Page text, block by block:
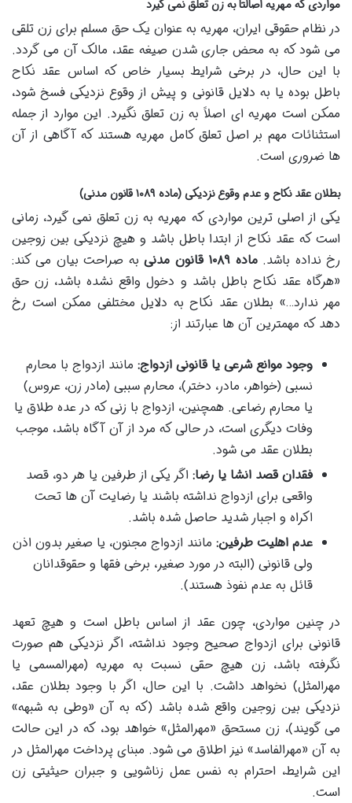
مواردی که مهریه اصالتاً به زن تعلق نمی گیرد
در نظام حقوقی ایران، مهریه به عنوان یک حق مسلم برای زن تلقی
می شود که به محض جاری شدن صیغه عقد، مالک آن می گردد.
با این حال، در برخی شرایط بسیار خاص که اساس عقد نکاح
باطل بوده یا به دلایل قانونی و پیش از وقوع نزدیکی فسخ شود،
ممکن است مهریه ای اصلاً به زن تعلق نگیرد. این موارد از جمله
استثنائات مهم بر اصل تعلق کامل مهریه هستند که آگاهی از آن
ها ضروری است.
بطلان عقد نکاح و عدم وقوع نزدیکی (ماده ۱۰۸۹ قانون مدنی)
یکی از اصلی ترین مواردی که مهریه به زن تعلق نمی گیرد، زمانی
است که عقد نکاح از ابتدا باطل باشد و هیچ نزدیکی بین زوجین
رخ نداده باشد.ماده ۱۰۸۹ قانون مدنی
به صراحت بیان می کند:
«هرگاه عقد نکاح باطل باشد و دخول واقع نشده باشد، زن حق
مهر ندارد…» بطلان عقد نکاح به دلایل مختلفی ممکن است رخ
دهد که مهمترین آن ها عبارتند از:
وجود موانع شرعی یا قانونی ازدواج: مانند ازدواج با محارم
نسبی (خواهر، مادر، دختر)، محارم سببی (مادر زن، عروس)
یا محارم رضاعی. همچنین، ازدواج با زنی که در عده طلاق یا
وفات دیگری است، در حالی که مرد از آن آگاه باشد، موجب
بطلان عقد می شود.
فقدان قصد انشا یا رضا: اگر یکی از طرفین یا هر دو، قصد
واقعی برای ازدواج نداشته باشند یا رضایت آن ها تحت
اکراه و اجبار شدید حاصل شده باشد.
عدم اهلیت طرفین: مانند ازدواج مجنون، یا صغیر بدون اذن
ولی قانونی (البته در مورد صغیر، برخی فقها و حقوقدانان
قائل به عدم نفوذ هستند).
در چنین مواردی، چون عقد از اساس باطل است و هیچ تعهد
قانونی برای ازدواج صحیح وجود نداشته، اگر نزدیکی هم صورت
نگرفته باشد، زن هیچ حقی نسبت به مهریه (مهرالمسمی یا
مهرالمثل) نخواهد داشت. با این حال، اگر با وجود بطلان عقد،
نزدیکی بین زوجین واقع شده باشد (که به آن «وطی به شبهه»
می گویند)، زن مستحق «مهرالمثل» خواهد بود، که در این حالت
به آن «مهرالفاسد» نیز اطلاق می شود. مبنای پرداخت مهرالمثل در
این شرایط، احترام به نفس عمل زناشویی و جبران حیثیتی زن
است.